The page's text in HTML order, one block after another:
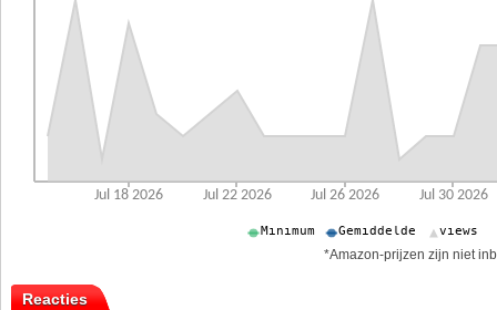
*Amazon-prijzen zijn niet
Reacties